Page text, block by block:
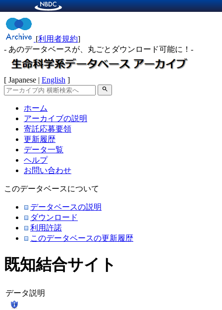
[利用者規約]
- あのデータベースが、丸ごとダウンロード可能に！-
[ Japanese | English ]
search
ホーム
アーカイブの説明
寄託応募要領
更新履歴
データ一覧
ヘルプ
お問い合わせ
このデータベースについて
データベースの説明
ダウンロード
利用許諾
このデータベースの更新履歴
既知結合サイト
データ説明